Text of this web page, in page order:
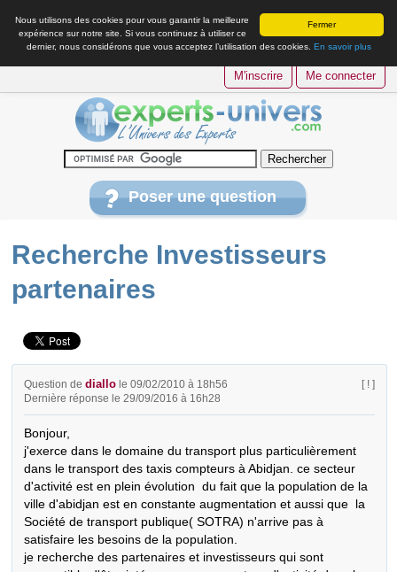
Fermer
Nous utilisons des cookies pour vous garantir la meilleure
expérience sur notre site. Si vous continuez à utiliser ce
dernier, nous considérons que vous acceptez l’utilisation des cookies. En savoir plus
M'inscrire Me connecter
Poser une question
Recherche Investisseurs
partenaires
Question dediallo le 09/02/2010 à 18h56
Dernière réponse le 29/09/2016 à 16h28
[ ! ]
Bonjour,
j'exerce dans le domaine du transport plus particulièrement
dans le transport des taxis compteurs à Abidjan. ce secteur
d'activité est en plein évolution  du fait que la population de la
ville d'abidjan est en constante augmentation et aussi que  la
Société de transport publique( SOTRA) n'arrive pas à
satisfaire les besoins de la population.
je recherche des partenaires et investisseurs qui sont